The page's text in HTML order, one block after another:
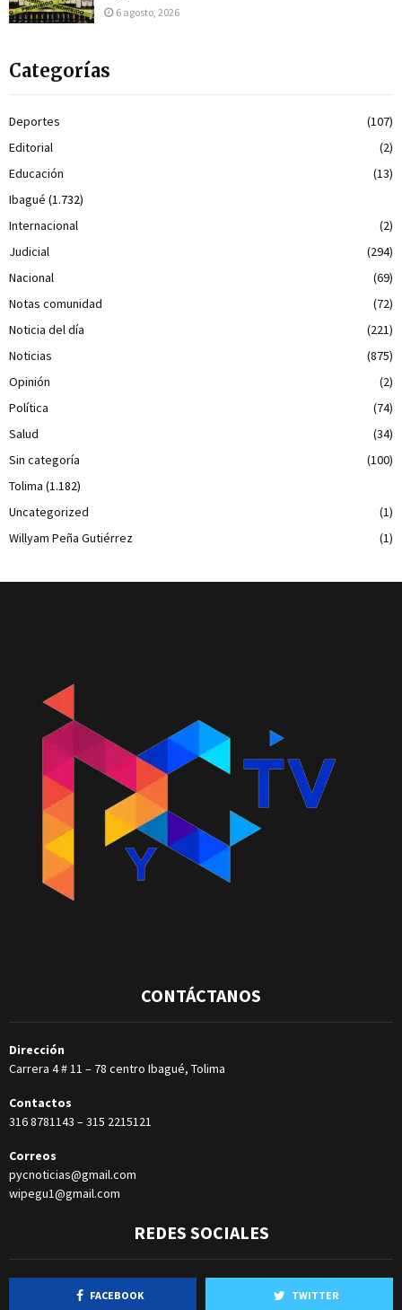
6 agosto, 2026
Categorías
Deportes
(107)
Editorial
(2)
Educación
(13)
Ibagué (1.732)
Internacional
(2)
Judicial
(294)
Nacional
(69)
Notas comunidad
(72)
Noticia del día
(221)
Noticias
(875)
Opinión
(2)
Política
(74)
Salud
(34)
Sin categoría
(100)
Tolima (1.182)
Uncategorized
(1)
Willyam Peña Gutiérrez
(1)
CONTÁCTANOS
Dirección
Carrera 4 # 11 – 78 centro Ibagué, Tolima
Contactos
316 8781143 –315 2215121
Correos
pycnoticias@gmail.com
wipegu1@gmail.com
REDES SOCIALES
FACEBOOK TWITTER